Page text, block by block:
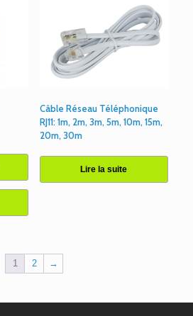
Câble Réseau Téléphonique
RJ11: 1m, 2m, 3m, 5m, 10m, 15m,
20m, 30m
Lire la suite
1 2 →